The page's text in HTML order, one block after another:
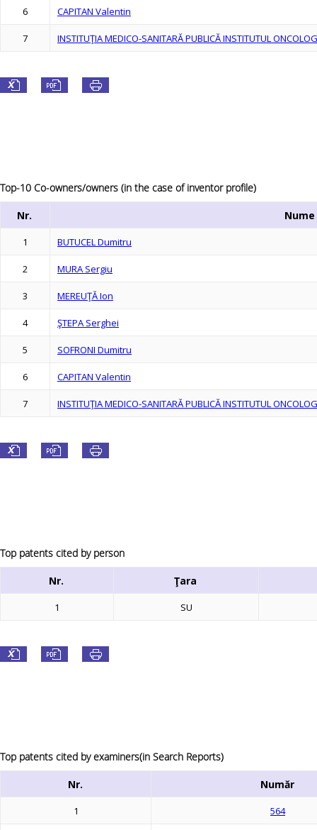
6 CAPITAN Valentin
7 INSTITUŢIA MEDICO-SANITARĂ PUBLICĂ INSTITUTUL
Top-10 Co-owners/owners (in the case of inventor profile)
Nr. Nume
1 BUTUCEL Dumitru
2 MURA Sergiu
3 MEREUŢĂ Ion
4 ŞTEPA Serghei
5 SOFRONI Dumitru
6 CAPITAN Valentin
7 INSTITUŢIA MEDICO-SANITARĂ PUBLICĂ INSTITUTUL
Top patents cited by person
Nr. Ţara
1 SU
Top patents cited by examiners(in Search Reports)
Nr. Număr
1 564